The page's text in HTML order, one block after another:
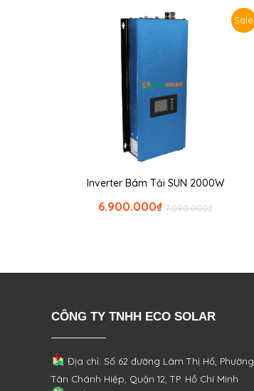
Sale
Inverter Bám Tải SUN 2000W
₫
7.090.000
₫
6.900.000
CÔNG TY TNHH ECO SOLAR
Địa chỉ: Số 62 đường Lâm Thị Hố, Phường
Tân Chánh Hiệp, Quận 12, TP. Hồ Chí Minh